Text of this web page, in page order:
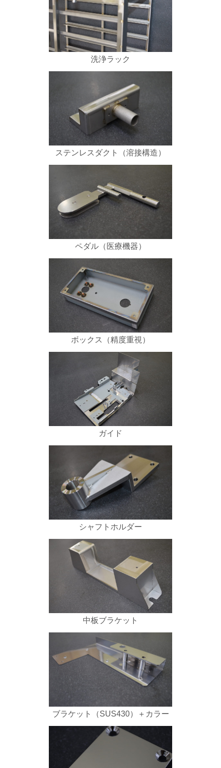
洗浄ラック
ステンレスダクト（溶接構造）
ペダル（医療機器）
ボックス（精度重視）
ガイド
シャフトホルダー
中板ブラケット
ブラケット（SUS430）＋カラー